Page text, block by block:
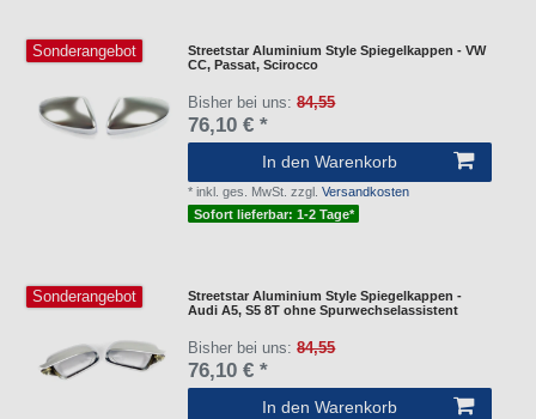
Sonderangebot
Streetstar Aluminium Style Spiegelkappen - VW
CC, Passat, Scirocco
Bisher bei uns:84,55
76,10 € *
In den Warenkorb
*inkl. ges. MwSt. zzgl.Versandkosten
Sofort lieferbar: 1-2 Tage*
Sonderangebot
Streetstar Aluminium Style Spiegelkappen -
Audi A5, S5 8T ohne Spurwechselassistent
Bisher bei uns:84,55
76,10 € *
In den Warenkorb